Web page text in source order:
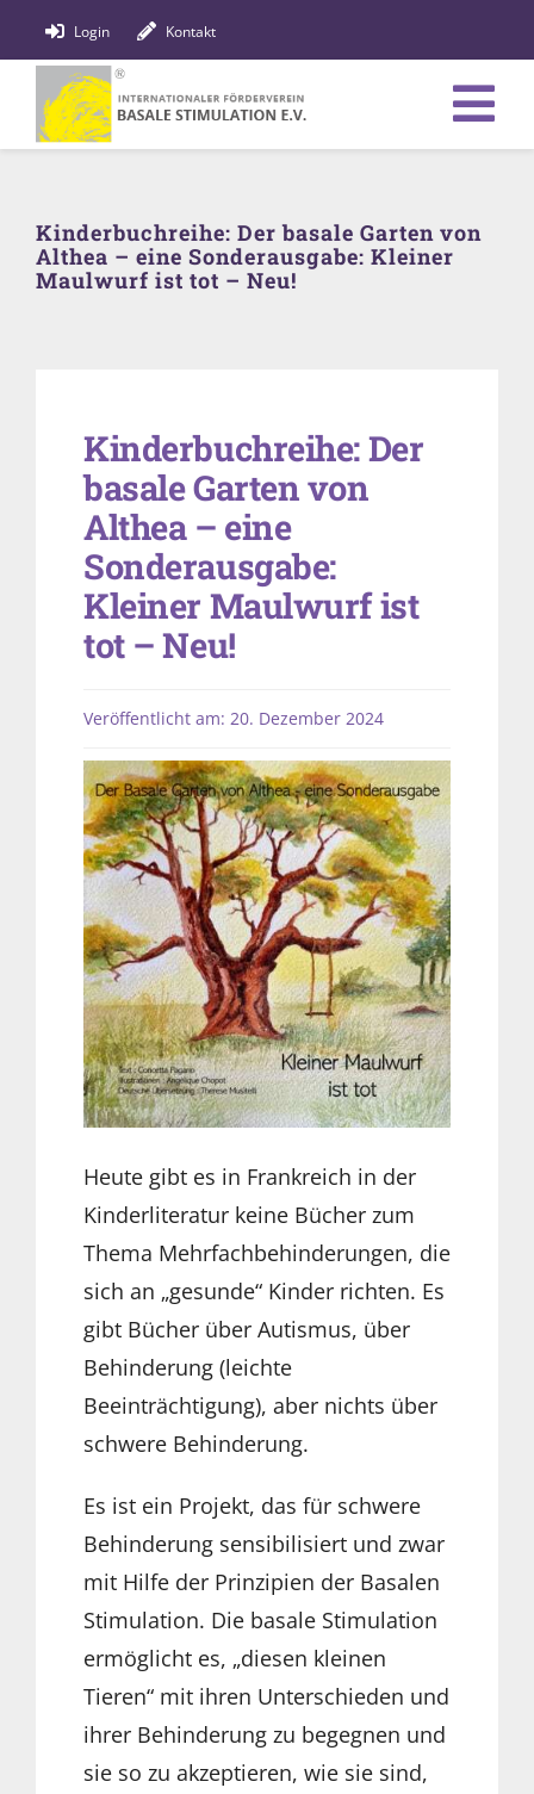
Inhalt
springen
Login Kontakt
Bildung
Kinderbuchreihe: Der basale Garten von
Althea – eine Sonderausgabe: Kleiner
Maulwurf ist tot – Neu!
Kinderbuchreihe: Der
basale Garten von
Althea – eine
Sonderausgabe:
Kleiner Maulwurf ist
tot – Neu!
Veröffentlicht am: 20. Dezember 2024
Heute gibt es in Frankreich in der
Kinderliteratur keine Bücher zum
Thema Mehrfachbehinderungen, die
sich an „gesunde“ Kinder richten. Es
gibt Bücher über Autismus, über
Behinderung (leichte
Beeinträchtigung), aber nichts über
schwere Behinderung.
Es ist ein Projekt, das für schwere
Behinderung sensibilisiert und zwar
mit Hilfe der Prinzipien der Basalen
Stimulation. Die basale Stimulation
ermöglicht es, „diesen kleinen
Tieren“ mit ihren Unterschieden und
ihrer Behinderung zu begegnen und
sie so zu akzeptieren, wie sie sind,